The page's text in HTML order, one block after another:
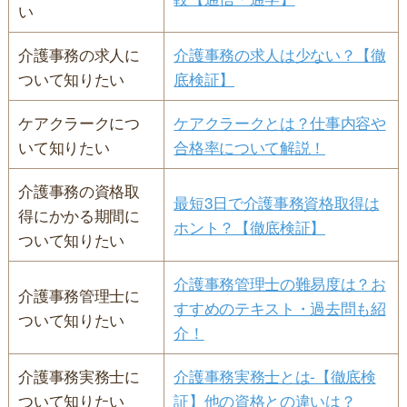
い
介護事務の求人に
ついて知りたい
介護事務の求人は少ない？【徹
底検証】
ケアクラークにつ
いて知りたい
ケアクラークとは？仕事内容や
合格率について解説！
介護事務の資格取
得にかかる期間に
ついて知りたい
最短3日で介護事務資格取得は
ホント？【徹底検証】
介護事務管理士に
ついて知りたい
介護事務管理士の難易度は？お
すすめのテキスト・過去問も紹
介！
介護事務実務士に
ついて知りたい
介護事務実務士とは-【徹底検
証】他の資格との違いは？